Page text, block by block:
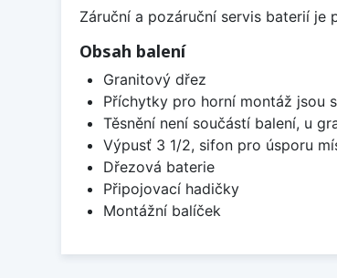
Záruční a pozáruční servis baterií je
Obsah balení
Granitový dřez
Příchytky pro horní montáž jsou
Těsnění není součástí balení, u
Výpusť 3 1/2, sifon pro úsporu
Dřezová baterie
Připojovací hadičky
Montážní balíček